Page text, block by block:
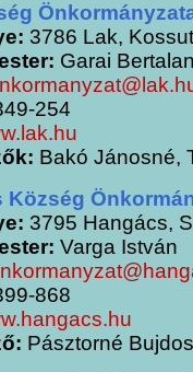
3786 Lak,
Garai
254
Bakó Jánosné,
Község
3795 Hangács,
Varga István
868
Pásztorné